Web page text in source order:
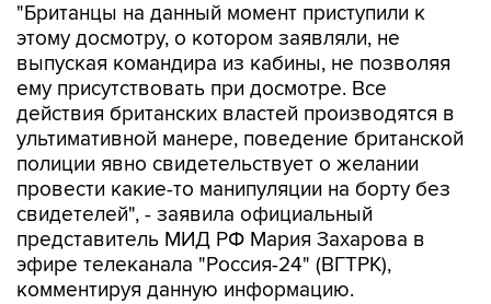
"Британцы на данный момент приступили к
этому досмотру, о котором заявляли, не
выпуская командира из кабины, не позволяя
ему присутствовать при досмотре. Все
действия британских властей производятся в
ультимативной манере, поведение британской
полиции явно свидетельствует о желании
провести какие-то манипуляции на борту без
свидетелей", - заявила официальный
представитель МИД РФ Мария Захарова в
эфире телеканала "Россия-24" (ВГТРК),
комментируя данную информацию.